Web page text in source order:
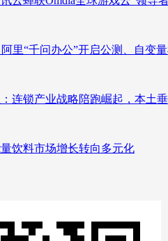
里“千问办公”开启公测、自变
连锁产业战略陪跑崛起，本土
饮料市场增长转向多元化